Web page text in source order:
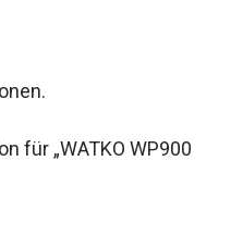
für „WATKO WP900